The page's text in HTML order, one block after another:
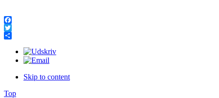
Facebook
Twitter
Skip to content
Top